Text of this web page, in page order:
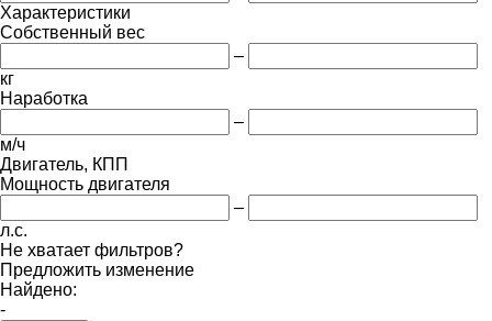
Характеристики
Собственный вес
–
кг
Наработка
–
м/ч
Двигатель, КПП
Мощность двигателя
–
л.с.
Не хватает фильтров?
Предложить изменение
Найдено:
-